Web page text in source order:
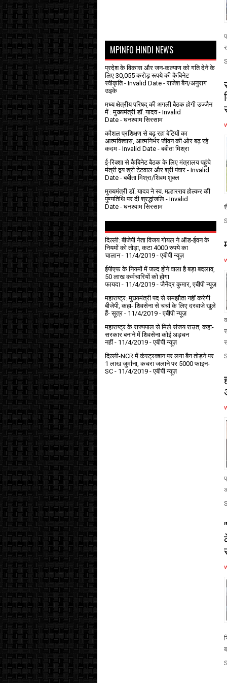
MPINFO HINDI NEWS
प्रदेश के विकास और जन-कल्याण को गति देने के
लिए 30,055 करोड़ रूपये की कैबिनेट
स्वीकृति- Invalid Date - राजेश बैन/अनुराग
उइके
मध्य क्षेत्रीय परिषद् की अगली बैठक होगी उज्जैन
में : मुख्यमंत्री डॉ. यादव- Invalid
Date - घनश्याम सिरसाम
कौशल प्रशिक्षण से बढ़ रहा बेटियों का
आत्मविश्वास, आत्मनिर्भर जीवन की ओर बढ़ रहे
कदम - Invalid Date - बबीता मिश्रा
ई-रिक्शा से कैबिनेट बैठक के लिए मंत्रालय पहुंचे
मंत्री द्वय श्री टेटवाल और श्री पंवार - Invalid
Date - बबीता मिश्रा/शिवम शुक्ल
मुख्यमंत्री डॉ. यादव ने स्व. मल्हारराव होल्कर की
पुण्यतिथि पर दी श्रद्धांजलि - Invalid
Date - घनश्याम सिरसाम
दिल्ली: बीजेपी नेता विजय गोयल ने ऑड-ईवन के
नियमों को तोड़ा, कटा 4000 रुपये का
चालान- 11/4/2019 - एबीपी न्यूज़
ईपीएफ के नियमों में जल्द होने वाला है बड़ा बदलाव,
50 लाख कर्मचारियों को होगा
फायदा - 11/4/2019 - जैनेंद्र कुमार, एबीपी न्यूज़
महाराष्ट्र: मुख्यमंत्री पद से समझौता नहीं करेगी
बीजेपी, कहा- शिवसेना से चर्चा के लिए दरवाजे खुले
हैं- सूत्र - 11/4/2019 - एबीपी न्यूज़
महाराष्ट्र के राज्यपाल से मिले संजय राउत, कहा-
सरकार बनाने में शिवसेना कोई अड़चन
नहीं- 11/4/2019 - एबीपी न्यूज़
दिल्ली-NCR में कंस्ट्रक्शन पर लगा बैन तोड़ने पर
1 लाख जुर्माना, कचरा जलाने पर ₹5000 फाइन-
SC - 11/4/2019 - एबीपी न्यूज़